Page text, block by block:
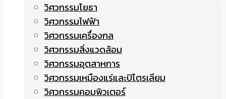
วิศวกรรมโยธา
วิศวกรรมไฟฟ้า
วิศวกรรมเครื่องกล
วิศวกรรมสิ่งแวดล้อม
วิศวกรรมอุตสาหการ
วิศวกรรมเหมืองแร่และปิโตรเลียม
วิศวกรรมคอมพิวเตอร์